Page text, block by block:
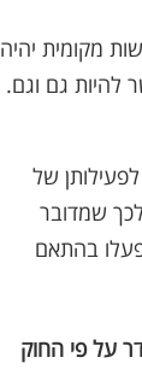
מקומית יהיה
להיות גם וגם.
של
שמדובר
בהתאם
על פי החוק